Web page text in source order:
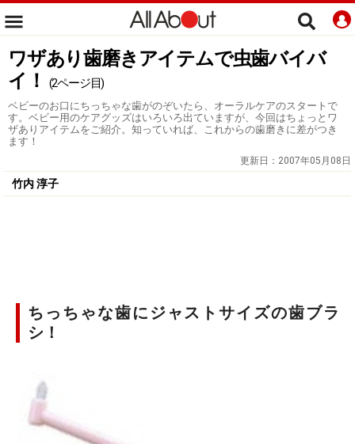
ワザあり歯磨きアイテムで虫歯バイバ
イ！
(2ページ目)
ベビーのお口にちっちゃな歯がのぞいたら、オーラルケアのスタートで
す。ベビー用のケアグッズはいろいろ出ていますが、今回はちょっとワ
ザありアイテムをご紹介。知っていれば、これからの歯磨きに差がつき
ます！
更新日： 2007年05月08日
竹内 淳子
ちっちゃな歯にジャストサイズの歯ブラ
シ！